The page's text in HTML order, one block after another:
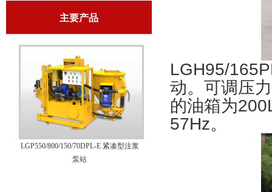
主要产品
LGP550/800/150/70DPL-E 紧凑型注浆
泵站
LGH95/
动。可调压
的油箱为
57Hz。